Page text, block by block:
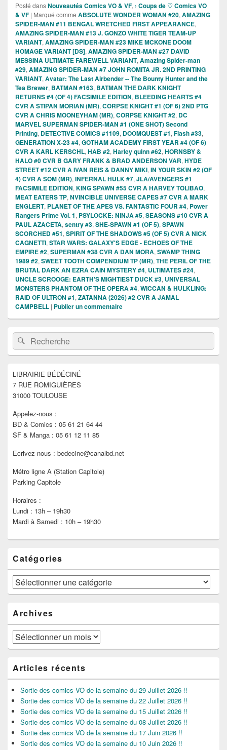
Posté dansNouveautés Comics VO & VF, › Coups de ♡ Comics VO
& VF | Marqué comme ABSOLUTE WONDER WOMAN #20, AMAZING
SPIDER-MAN #11 BENGAL WRETCHED FIRST APPEARANCE,
AMAZING SPIDER-MAN #13 J. GONZO WHITE TIGER TEAM-UP
VARIANT, AMAZING SPIDER-MAN #23 MIKE MCKONE DOOM
HOMAGE VARIANT [DS], AMAZING SPIDER-MAN #27 DAVID
MESSINA ULTIMATE FAREWELL VARIANT, Amazing Spider-man
#29, AMAZING SPIDER-MAN #7 JOHN ROMITA JR. 2ND PRINTING
VARIANT, Avatar: The Last Airbender -- The Bounty Hunter and the
Tea Brewer, BATMAN #163, BATMAN THE DARK KNIGHT
RETURNS #4 (OF 4) FACSIMILE EDITION, BLEEDING HEARTS #4
CVR A STIPAN MORIAN (MR), CORPSE KNIGHT #1 (OF 6) 2ND PTG
CVR A CHRIS MOONEYHAM (MR), CORPSE KNIGHT #2, DC
MARVEL SUPERMAN SPIDER-MAN #1 (ONE SHOT) Second
Printing, DETECTIVE COMICS #1109, DOOMQUEST #1, Flash #33,
GENERATION X-23 #4, GOTHAM ACADEMY FIRST YEAR #4 (OF 6)
CVR A KARL KERSCHL, HAB #2, Harley quinn #62, HORNSBY &
HALO #0 CVR B GARY FRANK & BRAD ANDERSON VAR, HYDE
STREET #12 CVR A IVAN REIS & DANNY MIKI, IN YOUR SKIN #2 (OF
4) CVR A SOM (MR), INFERNAL HULK #7, JLA/AVENGERS #1
FACSIMILE EDITION, KING SPAWN #55 CVR A HARVEY TOLIBAO,
MEAT EATERS TP, NVINCIBLE UNIVERSE CAPES #7 CVR A MARK
ENGLERT, PLANET OF THE APES VS. FANTASTIC FOUR #4, Power
Rangers Prime Vol. 1, PSYLOCKE: NINJA #5, SEASONS #10 CVR A
PAUL AZACETA, sentry #3, SHE-SPAWN #1 (OF 5), SPAWN
SCORCHED #51, SPIRIT OF THE SHADOWS #5 (OF 5) CVR A NICK
CAGNETTI, STAR WARS: GALAXY'S EDGE - ECHOES OF THE
EMPIRE #2, SUPERMAN #38 CVR A DAN MORA, SWAMP THING
1989 #2, SWEET TOOTH COMPENDIUM TP (MR), THE PERIL OF THE
BRUTAL DARK AN EZRA CAIN MYSTERY #4, ULTIMATES #24,
UNCLE SCROOGE: EARTH'S MIGHTIEST DUCK #3, UNIVERSAL
MONSTERS PHANTOM OF THE OPERA #4, WICCAN & HULKLING:
RAID OF ULTRON #1, ZATANNA (2026) #2 CVR A JAMAL
CAMPBELL | Publier un commentaire
Zone
principale
de
widget
barre
latérale
Recherche :Rechercher
LIBRAIRIE BÉDÉCINÉ
7 RUE ROMIGUIÈRES
31000 TOULOUSE
Appelez-nous :
BD & Comics : 05 61 21 64 44
SF & Manga : 05 61 12 11 85
Ecrivez-nous : bedecine@canalbd.net
Métro ligne A (Station Capitole)
Parking Capitole
Horaires :
Lundi : 13h – 19h30
Mardi à Samedi : 10h – 19h30
Catégories
Catégories
Archives
Archives
Articles récents
Sortie des comics VO de la semaine du 29 Juillet 2026 !!
Sortie des comics VO de la semaine du 22 Juillet 2026 !!
Sortie des comics VO de la semaine du 15 Juillet 2026 !!
Sortie des comics VO de la semaine du 08 Juillet 2026 !!
Sortie des comics VO de la semaine du 17 Juin 2026 !!
Sortie des comics VO de la semaine du 10 Juin 2026 !!